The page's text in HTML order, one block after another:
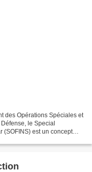
des Opérations Spéciales et
le Special
(SOFINS) est un concept